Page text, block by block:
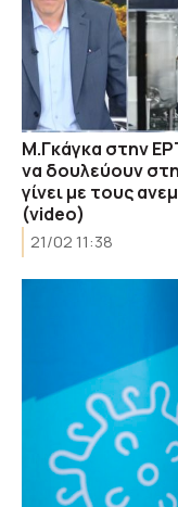
Μ.Γκάγκα στην
να δουλεύουν
γίνει με τους
(video)
21/02 11:38